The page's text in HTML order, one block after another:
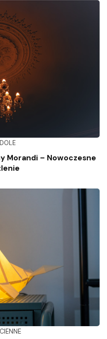
Morandi – Nowoczesne